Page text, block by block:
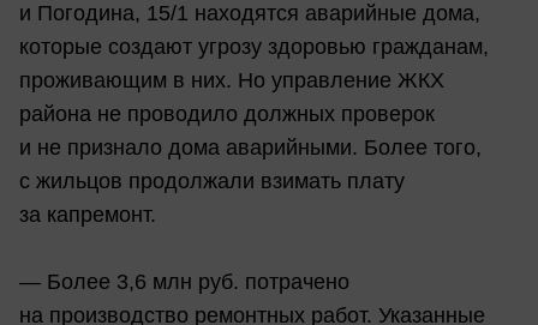
и Погодина, 15/1 находятся аварийные дома,
которые создают угрозу здоровью гражданам,
проживающим в них. Но управление ЖКХ
района не проводило должных проверок
и не признало дома аварийными. Более того,
с жильцов продолжали взимать плату
за капремонт.
— Более 3,6 млн руб. потрачено
на производство ремонтных работ. Указанные